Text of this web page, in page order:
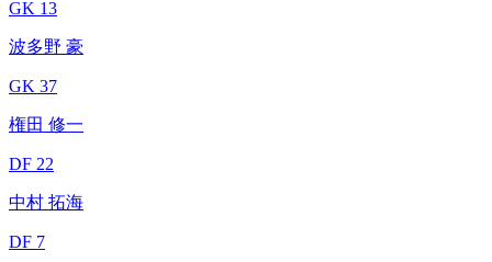
GK 13
波多野 豪
GK 37
権田 修一
DF 22
中村 拓海
DF 7